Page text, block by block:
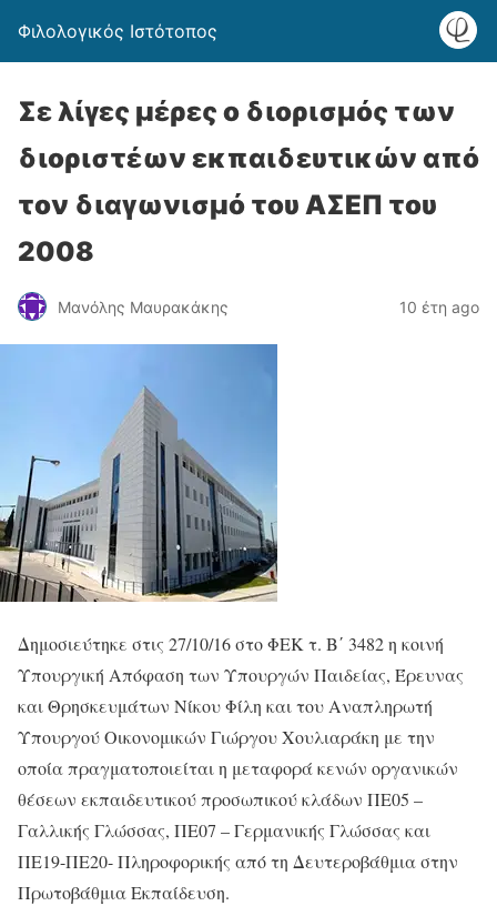
Φιλολογικός Ιστότοπος
Σε λίγες μέρες ο διορισμός των
διοριστέων εκπαιδευτικών από
τον διαγωνισμό του ΑΣΕΠ του
2008
Μανόλης Μαυρακάκης 10 έτη ago
Δημοσιεύτηκε στις 27/10/16 στο ΦΕΚ τ. Β΄ 3482 η κοινή
Υπουργική Απόφαση των Υπουργών Παιδείας, Έρευνας
και Θρησκευμάτων Νίκου Φίλη και του Αναπληρωτή
Υπουργού Οικονομικών Γιώργου Χουλιαράκη με την
οποία πραγματοποιείται η μεταφορά κενών οργανικών
θέσεων εκπαιδευτικού προσωπικού κλάδων ΠΕ05 –
Γαλλικής Γλώσσας, ΠΕ07 – Γερμανικής Γλώσσας και
ΠΕ19-ΠΕ20- Πληροφορικής από τη Δευτεροβάθμια στην
Πρωτοβάθμια Εκπαίδευση.